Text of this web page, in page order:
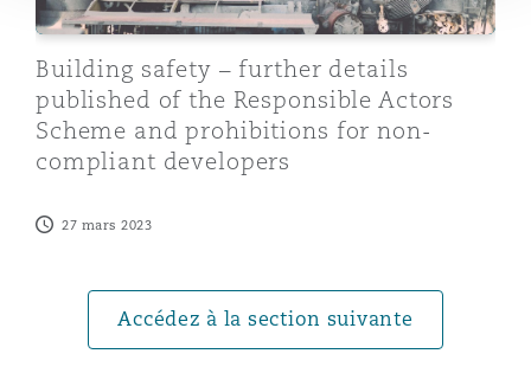
Building safety – further details
published of the Responsible Actors
Scheme and prohibitions for non-
compliant developers
27 mars 2023
Accédez à la section suivante